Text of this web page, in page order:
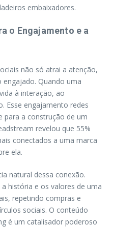
embaixadores.
o Engajamento e a
não só atrai a atenção,
Quando uma
à interação, ao
Esse engajamento redes
para a construção de um
revelou que 55%
conectados a uma marca
ela.
natural dessa conexão.
história e os valores de uma
repetindo compras e
sociais. O conteúdo
é um catalisador poderoso